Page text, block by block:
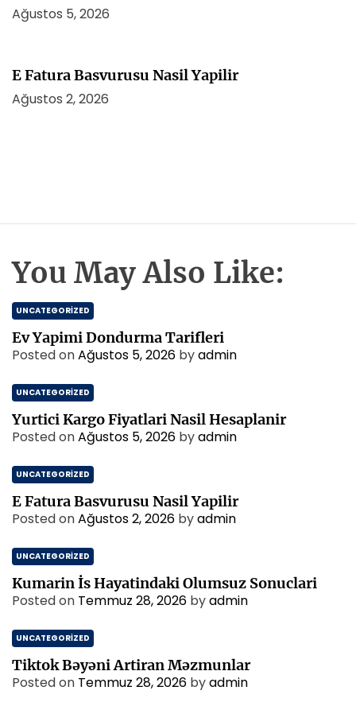
Ağustos 5, 2026
E Fatura Basvurusu Nasil Yapilir
Ağustos 2, 2026
You May Also Like:
UNCATEGORIZED
Ev Yapimi Dondurma Tarifleri
Posted onAğustos 5, 2026 byadmin
UNCATEGORIZED
Yurtici Kargo Fiyatlari Nasil Hesaplanir
Posted onAğustos 5, 2026 byadmin
UNCATEGORIZED
E Fatura Basvurusu Nasil Yapilir
Posted onAğustos 2, 2026 byadmin
UNCATEGORIZED
Kumarin İs Hayatindaki Olumsuz Sonuclari
Posted on Temmuz 28, 2026 byadmin
UNCATEGORIZED
Tiktok Bəyəni Artiran Məzmunlar
Posted on Temmuz 28, 2026 byadmin